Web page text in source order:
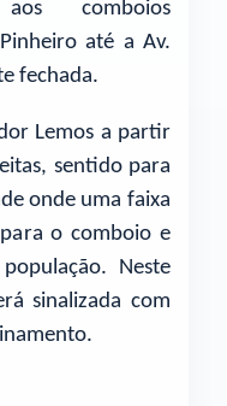
aos comboios
até a Av.
fechada.
Lemos a partir
sentido para
onde uma faixa
o comboio e
Neste
sinalizada com